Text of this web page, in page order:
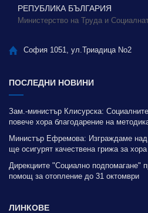
РЕПУБЛИКА БЪЛГАРИЯ
Министерство на Труда и
София 1051, ул.Триадица No2
ПОСЛЕДНИ НОВИНИ
Зам.-министър Клисурска:
повече хора благодарение на
Министър Ефремова: Изграждаме над
ще осигурят качествена грижа за
Дирекциите "Социално подпомагане"
помощ за отопление до 31 октомври
ЛИНКОВЕ